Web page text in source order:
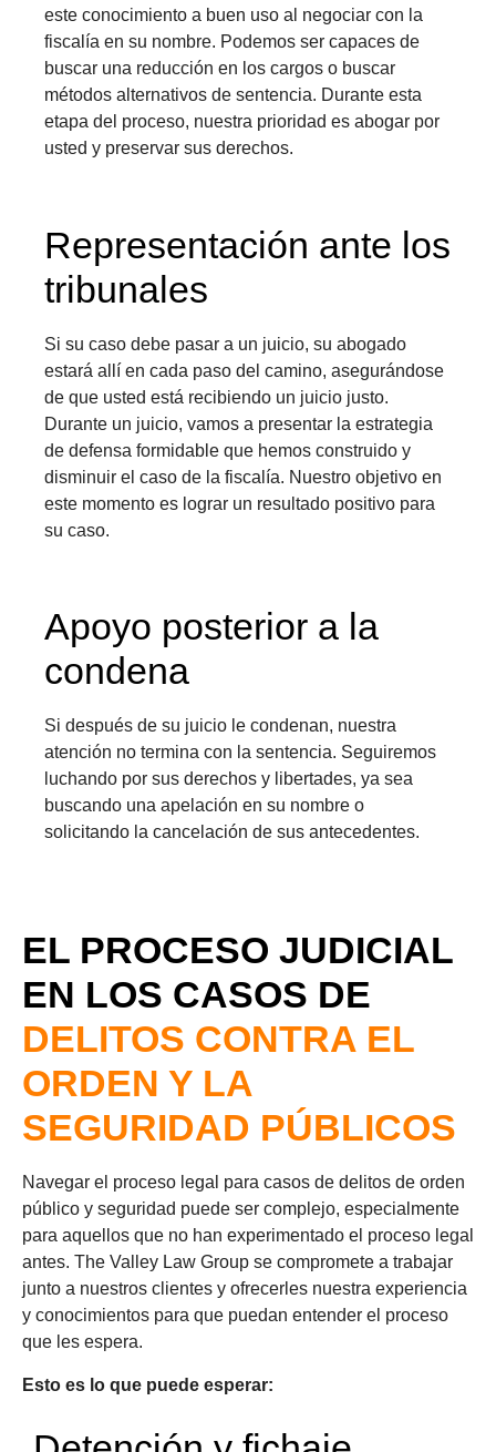
este conocimiento a buen uso al negociar con la
fiscalía en su nombre. Podemos ser capaces de
buscar una reducción en los cargos o buscar
métodos alternativos de sentencia. Durante esta
etapa del proceso, nuestra prioridad es abogar por
usted y preservar sus derechos.
Representación ante los
tribunales
Si su caso debe pasar a un juicio, su abogado
estará allí en cada paso del camino, asegurándose
de que usted está recibiendo un juicio justo.
Durante un juicio, vamos a presentar la estrategia
de defensa formidable que hemos construido y
disminuir el caso de la fiscalía. Nuestro objetivo en
este momento es lograr un resultado positivo para
su caso.
Apoyo posterior a la
condena
Si después de su juicio le condenan, nuestra
atención no termina con la sentencia. Seguiremos
luchando por sus derechos y libertades, ya sea
buscando una apelación en su nombre o
solicitando la cancelación de sus antecedentes.
EL PROCESO JUDICIAL
EN LOS CASOS DE
DELITOS CONTRA EL
ORDEN Y LA
SEGURIDAD PÚBLICOS
Navegar el proceso legal para casos de delitos de orden
público y seguridad puede ser complejo, especialmente
para aquellos que no han experimentado el proceso legal
antes. The Valley Law Group se compromete a trabajar
junto a nuestros clientes y ofrecerles nuestra experiencia
y conocimientos para que puedan entender el proceso
que les espera.
Esto es lo que puede esperar: